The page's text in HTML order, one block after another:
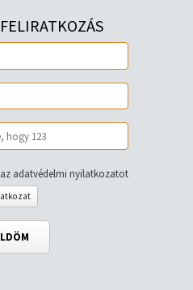
adatvédelmi nyilatkozatot